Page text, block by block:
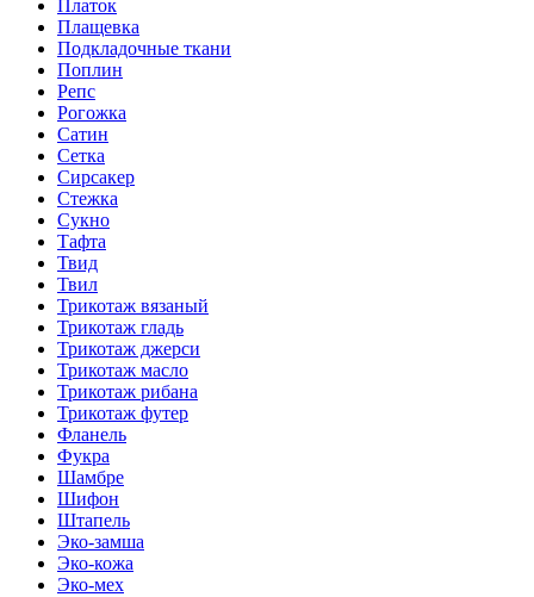
Платок
Плащевка
Подкладочные ткани
Поплин
Репс
Рогожка
Сатин
Сетка
Сирсакер
Стежка
Сукно
Тафта
Твид
Твил
Трикотаж вязаный
Трикотаж гладь
Трикотаж джерси
Трикотаж масло
Трикотаж рибана
Трикотаж футер
Фланель
Фукра
Шамбре
Шифон
Штапель
Эко-замша
Эко-кожа
Эко-мех